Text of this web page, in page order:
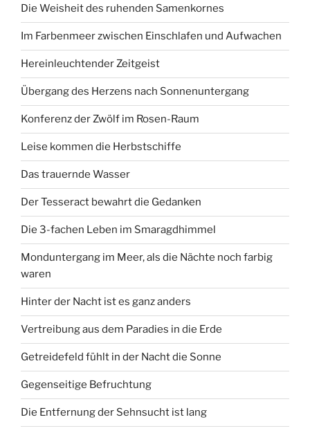
Die Weisheit des ruhenden Samenkornes
Im Farbenmeer zwischen Einschlafen und Aufwachen
Hereinleuchtender Zeitgeist
Übergang des Herzens nach Sonnenuntergang
Konferenz der Zwölf im Rosen-Raum
Leise kommen die Herbstschiffe
Das trauernde Wasser
Der Tesseract bewahrt die Gedanken
Die 3-fachen Leben im Smaragdhimmel
Monduntergang im Meer, als die Nächte noch farbig
waren
Hinter der Nacht ist es ganz anders
Vertreibung aus dem Paradies in die Erde
Getreidefeld fühlt in der Nacht die Sonne
Gegenseitige Befruchtung
Die Entfernung der Sehnsucht ist lang